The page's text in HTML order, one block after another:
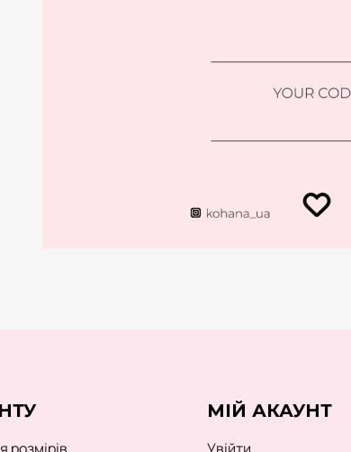
МІЙ АКАУНТ